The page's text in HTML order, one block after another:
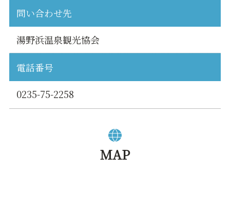
問い合わせ先
湯野浜温泉観光協会
電話番号
0235-75-2258
MAP